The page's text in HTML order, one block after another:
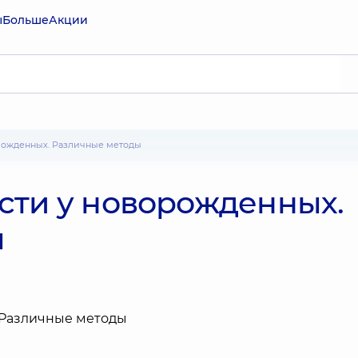
БольшеАкции
Различные методы
у новорожденных.